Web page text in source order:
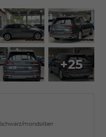
+25
mondsilber